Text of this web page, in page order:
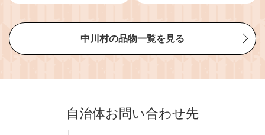
中川村の品物一覧を見る
自治体お問い合わせ先